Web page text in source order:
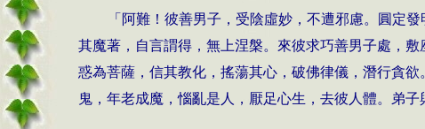
「阿難！彼善男子，受陰虛妙，不遭邪慮。圓定
其魔著，自言謂得，無上涅槃。來彼求巧善男子處，
惑為菩薩，信其教化，搖蕩其心，破佛律儀，潛行貪
鬼，年老成魔，惱亂是人，厭足心生，去彼人體。弟